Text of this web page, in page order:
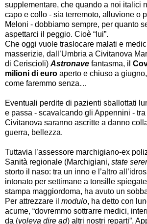
supplementare, che quando a noi italici
capo e collo - sia terremoto, alluvione o
Meloni - dobbiamo sempre, per quanto
aspettarci il peggio. Cioè “lui”.
Che oggi vuole traslocare malati e
masserizie, dall’Umbria a Civitanova
di Ceriscioli)Astronave fantasma, il
milioni di euro aperto e chiuso a
come faremmo senza…
Eventuali perdite di pazienti sballottati
e passa - scavalcando gli Appennini -
Civitanova saranno ascritte a danno
guerra, bellezza.
Tuttavia l’assessore marchigiano-ex
Sanità regionale (Marchigiani, state
storto il naso: tra un inno e l’altro
intonato per settimane a tonsille
stampa maggiordoma, ha avuto un
Per attrezzare il modulo, ha detto con
acume, “dovremmo sottrarre medici,
da (voleva dire ad) altri nostri reparti”.